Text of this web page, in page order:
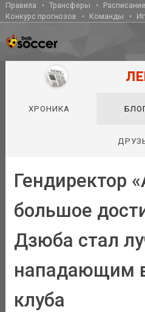
Правила Трансферы
Конкурс прогнозов
Команды
ХРОНИКА
Гендиректор
большое
Дзюба стал
нападающим
клуба